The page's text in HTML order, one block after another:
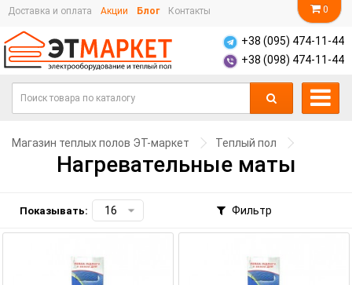
0
Доставка и оплата Акции Блог Контакты
+38 (095) 474-11-44
+38 (098) 474-11-44
Магазин теплых полов ЭТ-маркет Теплый пол
Нагревательные маты
Показывать: Фильтр